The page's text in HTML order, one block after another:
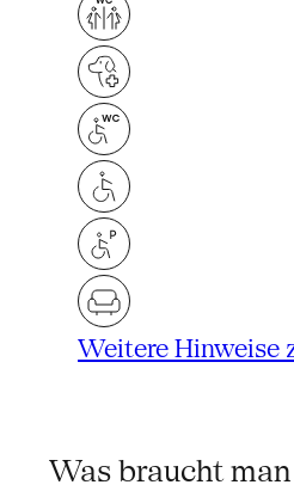
Weitere Hinweise
Was braucht